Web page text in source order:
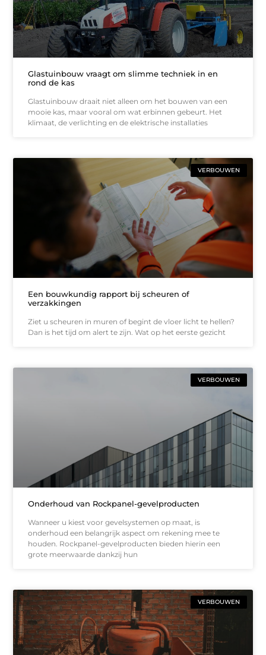
Glastuinbouw vraagt om slimme techniek in en
rond de kas
Glastuinbouw draait niet alleen om het bouwen van een
mooie kas, maar vooral om wat erbinnen gebeurt. Het
klimaat, de verlichting en de elektrische installaties
VERBOUWEN
Een bouwkundig rapport bij scheuren of
verzakkingen
Ziet u scheuren in muren of begint de vloer licht te hellen?
Dan is het tijd om alert te zijn. Wat op het eerste gezicht
VERBOUWEN
Onderhoud van Rockpanel-gevelproducten
Wanneer u kiest voor gevelsystemen op maat, is
onderhoud een belangrijk aspect om rekening mee te
houden. Rockpanel-gevelproducten bieden hierin een
grote meerwaarde dankzij hun
VERBOUWEN